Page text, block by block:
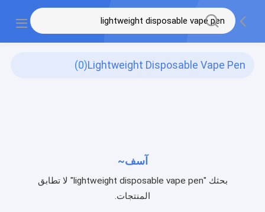
Lightweight Disposable Vape Pen
(0)
آسف~
بحثك "lightweight disposable vape pen" لا تطابق
المنتجات.